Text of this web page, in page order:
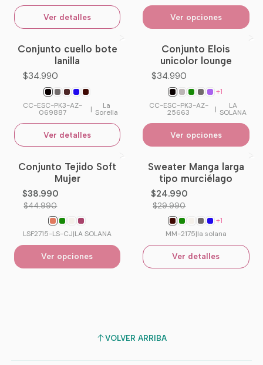
Ver detalles Ver opciones
No disponible
Conjunto cuello bote
lanilla
$34.990
CC-ESC-PK3-AZ-
069887 | La
Sorella
Ver detalles
Conjunto Elois
unicolor lounge
$34.990
+1
CC-ESC-PK3-AZ-
25663 | LA
SOLANA
Ver opciones
-13%OFF
Conjunto Tejido Soft
Mujer
$38.990
$44.990
LSF2715-LS-CJ|LA SOLANA
Ver opciones
-17%OFF
No disponible
Sweater Manga larga
tipo murciélago
$24.990
$29.990
+1
MM-2175|la solana
Ver detalles
VOLVER ARRIBA